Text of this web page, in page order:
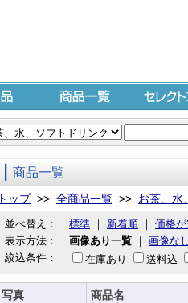
商品一覧 セレクト
商品一覧
トップ>> 全商品一覧 >> お茶、水
並べ替え： 標準 ｜ 新着順 ｜ 価格
表示方法：
画像あり一覧 ｜ 画像な
絞込条件：
在庫あり 送料込
写真 商品名